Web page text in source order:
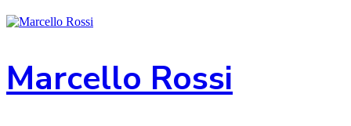
Marcello Rossi